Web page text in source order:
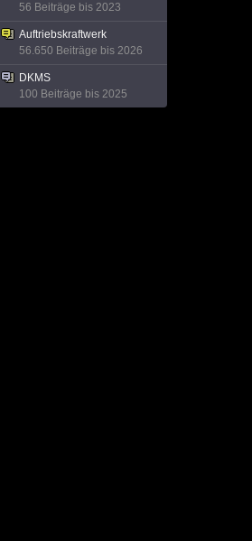
56 Beiträge bis 2023
Auftriebskraftwerk
56.650 Beiträge bis 2026
DKMS
100 Beiträge bis 2025